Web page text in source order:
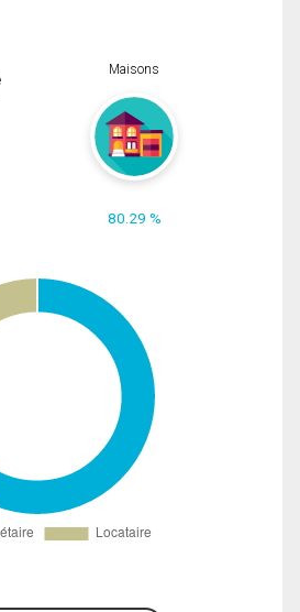
Maisons
80.29 %